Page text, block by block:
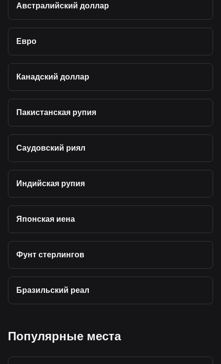
Австралийский доллар
Евро
Канадский доллар
Пакистанская рупия
Саудовский риял
Индийская рупия
Японская иена
Фунт стерлингов
Бразильский реал
Популярные места